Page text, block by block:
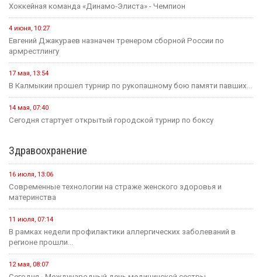
6 августа, 21:00
Вести Калмыкия. Выпуск на канале "Россия 24" от
06.08.2026.
Социальная сфера
Россия становится одной из самых спокойных стран мира в...
1 августа, 11:42
1 августа, 10:51
Елена Пашкеева из Яшалтинского района нашла работу на